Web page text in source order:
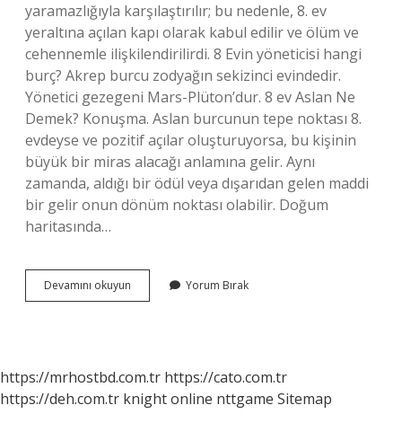
yaramazlığıyla karşılaştırılır; bu nedenle, 8. ev
yeraltına açılan kapı olarak kabul edilir ve ölüm ve
cehennemle ilişkilendirilirdi. 8 Evin yöneticisi hangi
burç? Akrep burcu zodyağın sekizinci evindedir.
Yönetici gezegeni Mars-Plüton’dur. 8 ev Aslan Ne
Demek? Konuşma. Aslan burcunun tepe noktası 8.
evdeyse ve pozitif açılar oluşturuyorsa, bu kişinin
büyük bir miras alacağı anlamına gelir. Aynı
zamanda, aldığı bir ödül veya dışarıdan gelen maddi
bir gelir onun dönüm noktası olabilir. Doğum
haritasında…
Devamını okuyun
Evin
Yorum Bırak
https://mrhostbd.com.tr https://cato.com.tr
https://deh.com.tr knight online nttgame Sitemap